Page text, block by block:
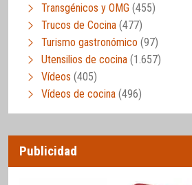
Transgénicos y OMG (455)
Trucos de Cocina (477)
Turismo gastronómico (97)
Utensilios de cocina (1.657)
Vídeos (405)
Vídeos de cocina (496)
Publicidad